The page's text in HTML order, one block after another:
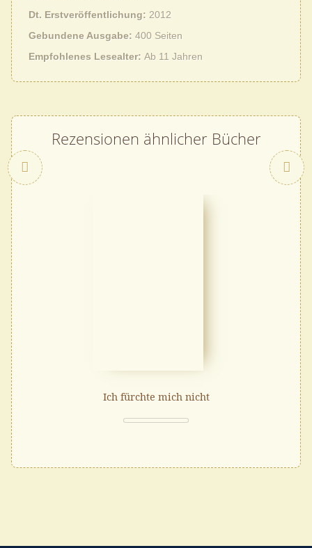
Dt. Erstveröffentlichung
2012
Gebundene Ausgabe 400 Seiten
Empfohlenes Lesealter Ab 11 Jahren
Rezensionen ähnlicher Bücher
Ich fürchte mich nicht